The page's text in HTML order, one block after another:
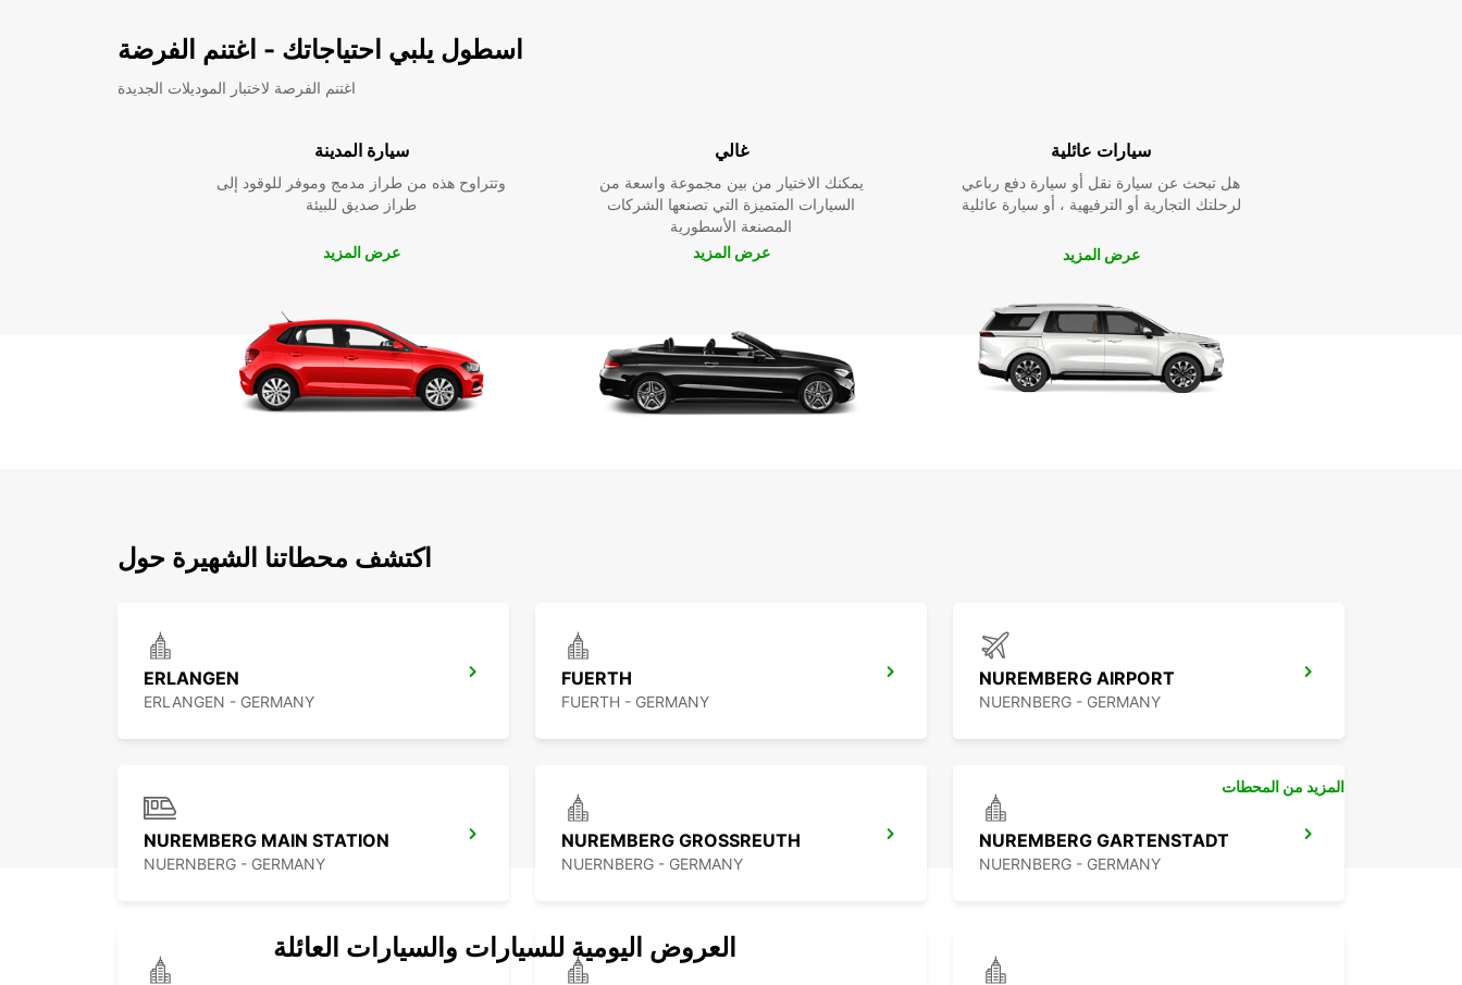
اسطول يلبي احتياجاتك - اغتنم الفرضة
اغتنم الفرصة لاختبار الموديلات الجديدة
سيارة المدينة
وتتراوح هذه من طراز مدمج وموفر للوقود إلى
طراز صديق للبيئة
عرض المزيد
غالي
يمكنك الاختيار من بين مجموعة واسعة من
السيارات المتميزة التي تصنعها الشركات
المصنعة الأسطورية
عرض المزيد
سيارات عائلية
هل تبحث عن سيارة نقل أو سيارة دفع رباعي
لرحلتك التجارية أو الترفيهية ، أو سيارة عائلية
عرض المزيد
اكتشف محطاتنا الشهيرة حول
ERLANGEN
ERLANGEN - GERMANY
FUERTH
FUERTH - GERMANY
NUREMBERG AIRPORT
NUERNBERG - GERMANY
NUREMBERG MAIN STATION
NUERNBERG - GERMANY
NUREMBERG GROSSREUTH
NUERNBERG - GERMANY
NUREMBERG GARTENSTADT
NUERNBERG - GERMANY
المزيد من المحطات
العروض اليومية للسيارات والسيارات العائلة